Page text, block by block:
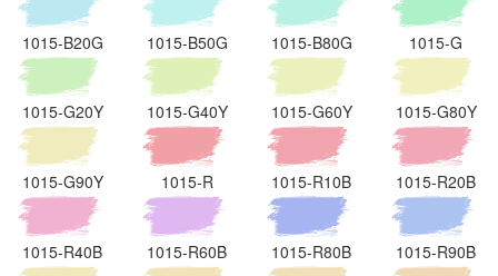
1015-B20G 1015-B50G 1015-B80G 1015-G
1015-G20Y 1015-G40Y 1015-G60Y 1015-G80Y
1015-G90Y 1015-R 1015-R10B 1015-R20B
1015-R40B 1015-R60B 1015-R80B 1015-R90B